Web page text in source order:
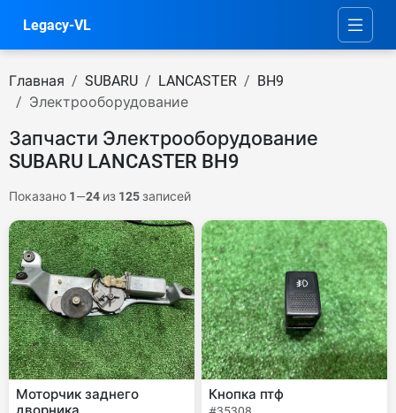
Legacy-VL
Главная SUBARU LANCASTER
BH9
Электрооборудование
Запчасти Электрооборудование
SUBARU LANCASTER BH9
Показано 1—24 из 125записей
Моторчик заднего
Кнопка птф